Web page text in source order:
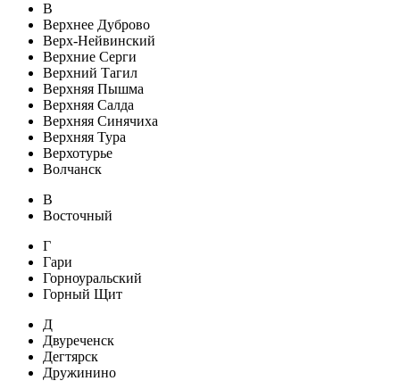
В
Верхнее Дуброво
Верх-Нейвинский
Верхние Серги
Верхний Тагил
Верхняя Пышма
Верхняя Салда
Верхняя Синячиха
Верхняя Тура
Верхотурье
Волчанск
В
Восточный
Г
Гари
Горноуральский
Горный Щит
Д
Двуреченск
Дегтярск
Дружинино